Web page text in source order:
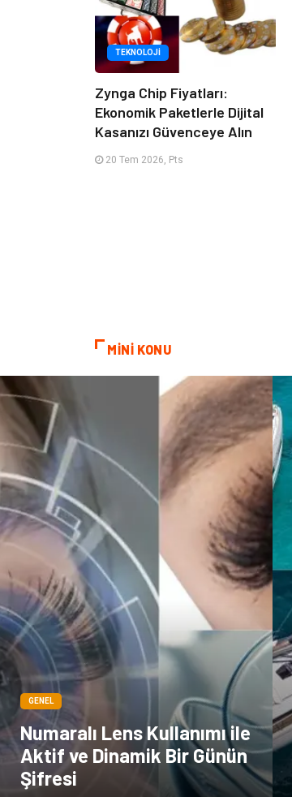
TEKNOLOJI
Zynga Chip Fiyatları:
Ekonomik Paketlerle Dijital
Kasanızı Güvenceye Alın
20 Tem 2026, Pts
MİNİ KONU
GENEL
Numaralı Lens Kullanımı ile
Aktif ve Dinamik Bir Günün
Şifresi